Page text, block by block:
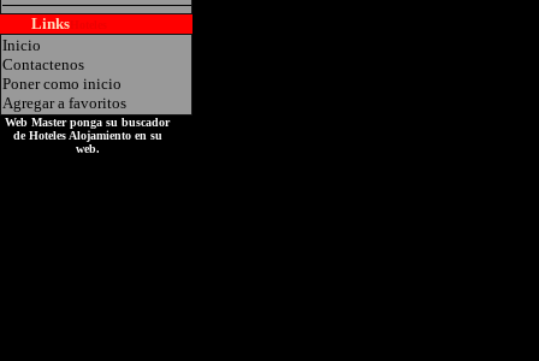
Links
Inicio
Contactenos
Poner como inicio
Agregar a favoritos
Web Master ponga su buscador
de Hoteles Alojamiento en su
web.